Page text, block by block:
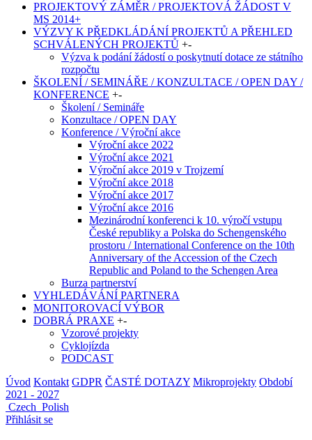
PROJEKTOVÝ ZÁMĚR / PROJEKTOVÁ ŽÁDOST V
MS 2014+
VÝZVY K PŘEDKLÁDÁNÍ PROJEKTŮ A PŘEHLED
SCHVÁLENÝCH PROJEKTŮ +-
Výzva k podání žádostí o poskytnutí dotace ze státního
rozpočtu
ŠKOLENÍ / SEMINÁŘE / KONZULTACE / OPEN DAY /
KONFERENCE +-
Školení / Semináře
Konzultace / OPEN DAY
Konference / Výroční akce
Výroční akce 2022
Výroční akce 2021
Výroční akce 2019 v Trojzemí
Výroční akce 2018
Výroční akce 2017
Výroční akce 2016
Mezinárodní konferenci k 10. výročí vstupu
České republiky a Polska do Schengenského
prostoru / International Conference on the 10th
Anniversary of the Accession of the Czech
Republic and Poland to the Schengen Area
Burza partnerství
VYHLEDÁVÁNÍ PARTNERA
MONITOROVACÍ VÝBOR
DOBRÁ PRAXE +-
Vzorové projekty
Cyklojízda
PODCAST
Úvod Kontakt GDPR ČASTÉ DOTAZY Mikroprojekty Období
2021 - 2027
Czech Polish
Přihlásit se